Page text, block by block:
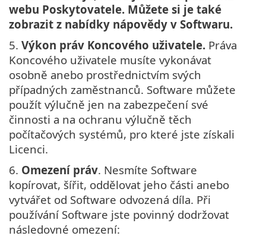
webu Poskytovatele. Můžete si je také
zobrazit z nabídky nápovědy v Softwaru.
5. Výkon práv Koncového uživatele. Práva
Koncového uživatele musíte vykonávat
osobně anebo prostřednictvím svých
případných zaměstnanců. Software můžete
použít výlučně jen na zabezpečení své
činnosti a na ochranu výlučně těch
počítačových systémů, pro které jste získali
Licenci.
6. Omezení práv. Nesmíte Software
kopírovat, šířit, oddělovat jeho části anebo
vytvářet od Software odvozená díla. Při
používání Software jste povinný dodržovat
následovné omezení: